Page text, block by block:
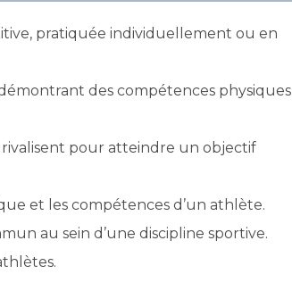
pratiquée individuellement ou en
des compétences physiques
pour atteindre un objectif
et les compétences d’un athlète.
au sein d’une discipline sportive.